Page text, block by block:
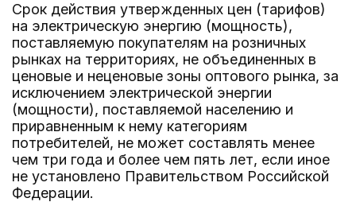
Срок действия утвержденных цен (тарифов)
на электрическую энергию (мощность),
поставляемую покупателям на розничных
рынках на территориях, не объединенных в
ценовые и неценовые зоны оптового рынка, за
исключением электрической энергии
(мощности), поставляемой населению и
приравненным к нему категориям
потребителей, не может составлять менее
чем три года и более чем пять лет, если иное
не установлено Правительством Российской
Федерации.